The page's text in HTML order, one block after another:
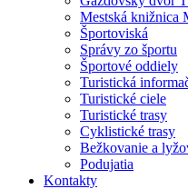
Mestská knižnica
Športoviská
Správy zo športu
Športové oddiely
Turistická
Turistické ciele
Turistické trasy
Cyklistické trasy
Bežkovanie a
Podujatia
Kontakty